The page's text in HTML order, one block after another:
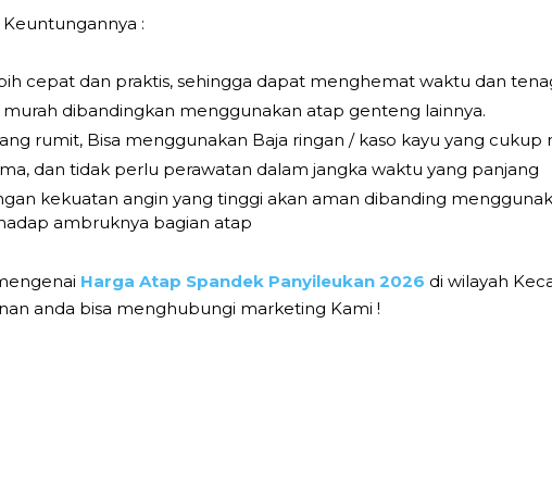
:
cepat dan praktis, sehingga dapat menghemat waktu dan
dibandingkan menggunakan atap genteng lainnya.
rumit, Bisa menggunakan Baja ringan / kaso kayu yang cukup
dan tidak perlu perawatan dalam jangka waktu yang panjang
kekuatan angin yang tinggi akan aman dibanding
ambruknya bagian atap
Harga Atap Spandek Panyileukan 2026 di wilayah
anda bisa menghubungi marketing Kami !